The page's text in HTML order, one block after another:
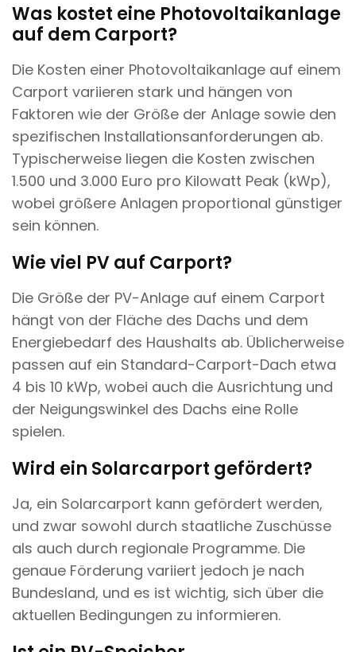
Was kostet eine Photovoltaikanlage
auf dem Carport?
Die Kosten einer Photovoltaikanlage auf einem
Carport variieren stark und hängen von
Faktoren wie der Größe der Anlage sowie den
spezifischen Installationsanforderungen ab.
Typischerweise liegen die Kosten zwischen
1.500 und 3.000 Euro pro Kilowatt Peak (kWp),
wobei größere Anlagen proportional günstiger
sein können.
Wie viel PV auf Carport?
Die Größe der PV-Anlage auf einem Carport
hängt von der Fläche des Dachs und dem
Energiebedarf des Haushalts ab. Üblicherweise
passen auf ein Standard-Carport-Dach etwa
4 bis 10 kWp, wobei auch die Ausrichtung und
der Neigungswinkel des Dachs eine Rolle
spielen.
Wird ein Solarcarport gefördert?
Ja, ein Solarcarport kann gefördert werden,
und zwar sowohl durch staatliche Zuschüsse
als auch durch regionale Programme. Die
genaue Förderung variiert jedoch je nach
Bundesland, und es ist wichtig, sich über die
aktuellen Bedingungen zu informieren.